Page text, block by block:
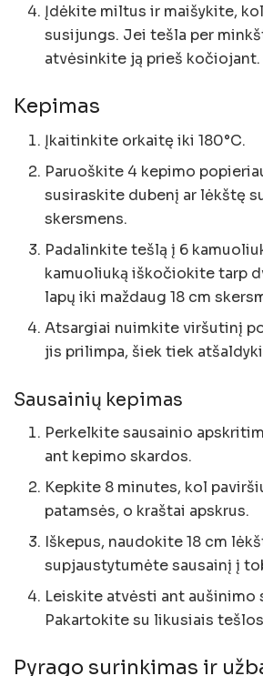
Įdėkite miltus ir maišykite,
susijungs. Jei tešla per
atvėsinkite ją prieš kočiojant.
Kepimas
Įkaitinkite orkaitę iki 180°C.
Paruoškite 4 kepimo
susiraskite dubenį ar lėkštę
skersmens.
Padalinkite tešlą į 6
kamuoliuką iškočiokite tarp
lapų iki maždaug 18 cm
Atsargiai nuimkite viršutinį
jis prilimpa, šiek tiek
Sausainių kepimas
Perkelkite sausainio
ant kepimo skardos.
Kepkite 8 minutes, kol
patamsės, o kraštai apskrus.
Iškepus, naudokite 18 cm
supjaustytumėte sausainį į
Leiskite atvėsti ant aušinimo
Pakartokite su likusiais
Pyrago surinkimas ir